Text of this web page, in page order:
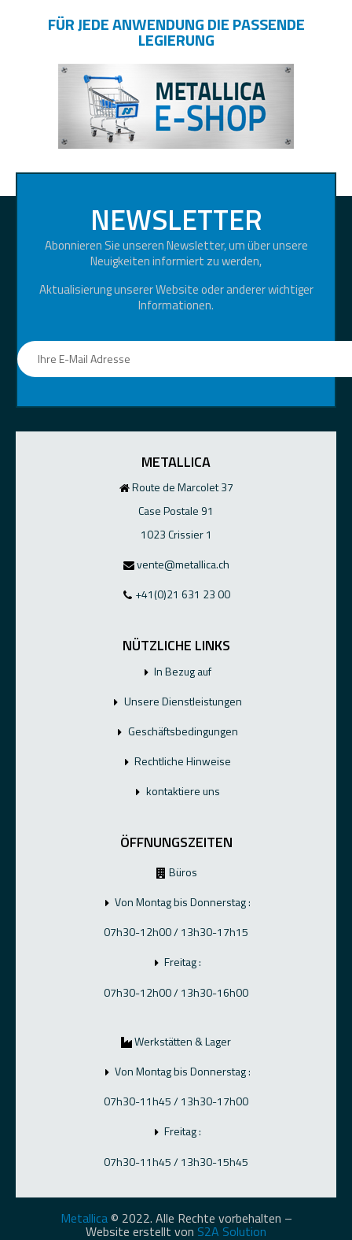
FÜR JEDE ANWENDUNG DIE PASSENDE
LEGIERUNG
NEWSLETTER
Abonnieren Sie unseren Newsletter, um über unsere
Neuigkeiten informiert zu werden,
Aktualisierung unserer Website oder anderer wichtiger
Informationen.
METALLICA
Route de Marcolet 37
Case Postale 91
1023 Crissier 1
vente@metallica.ch
+41(0)21 631 23 00
NÜTZLICHE LINKS
In Bezug auf
Unsere Dienstleistungen
Geschäftsbedingungen
Rechtliche Hinweise
kontaktiere uns
ÖFFNUNGSZEITEN
Büros
Von Montag bis Donnerstag :
07h30-12h00 / 13h30-17h15
Freitag :
07h30-12h00 / 13h30-16h00
Werkstätten & Lager
Von Montag bis Donnerstag :
07h30-11h45 / 13h30-17h00
Freitag :
07h30-11h45 / 13h30-15h45
Metallica© 2022. Alle Rechte vorbehalten –
Website erstellt von S2A Solution